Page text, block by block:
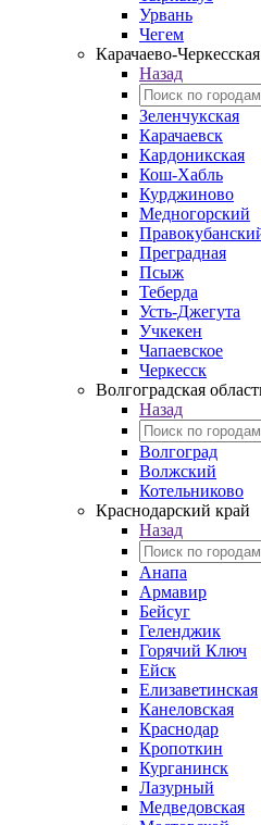
Урвань
Чегем
Карачаево-
Назад
Зеленчукская
Карачаевск
Кардоникская
Кош-Хабль
Курджиново
Медногорский
Преградная
Псыж
Теберда
Усть-Джегута
Учкекен
Чапаевское
Черкесск
Волгоградская
Назад
Волгоград
Волжский
Котельниково
Краснодарский край
Назад
Анапа
Армавир
Бейсуг
Геленджик
Горячий Ключ
Ейск
Елизаветинская
Канеловская
Краснодар
Кропоткин
Курганинск
Лазурный
Медведовская